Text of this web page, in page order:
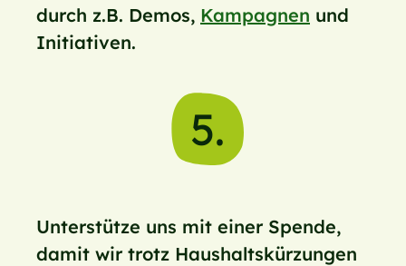
durch z.B. Demos, Kampagnen und
Initiativen.
5.
Unterstütze uns mit einer Spende,
damit wir trotz Haushaltskürzungen